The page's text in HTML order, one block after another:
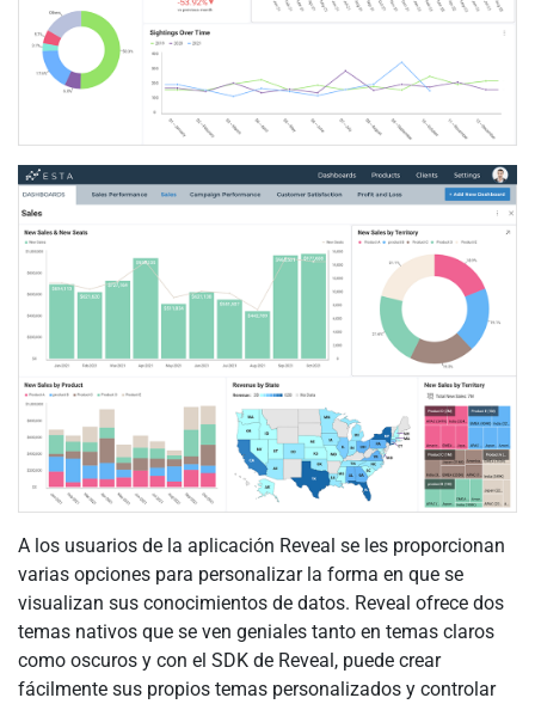
A los usuarios de la aplicación Reveal se les proporcionan
varias opciones para personalizar la forma en que se
visualizan sus conocimientos de datos. Reveal ofrece dos
temas nativos que se ven geniales tanto en temas claros
como oscuros y con el SDK de Reveal, puede crear
fácilmente sus propios temas personalizados y controlar